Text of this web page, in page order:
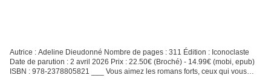
Autrice : Adeline Dieudonné Nombre de pages : 311 Édition : Iconoclaste
Date de parution : 2 avril 2026 Prix : 22.50€ (Broché) - 14.99€ (mobi, epub)
ISBN : 978-2378805821 ___ Vous aimez les romans forts, ceux qui vous